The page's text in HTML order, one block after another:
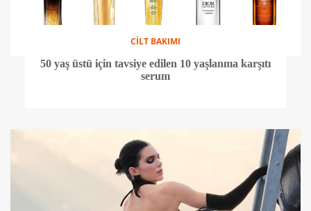
CİLT BAKIMI
50 yaş üstü için tavsiye edilen 10 yaşlanma karşıtı
serum